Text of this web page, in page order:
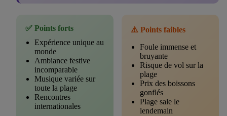
✅ Points forts
Expérience unique au
monde
Ambiance festive
incomparable
Musique variée sur
toute la plage
Rencontres
internationales
⚠️ Points faibles
Foule immense et
bruyante
Risque de vol sur la
plage
Prix des boissons
gonflés
Plage sale le
lendemain